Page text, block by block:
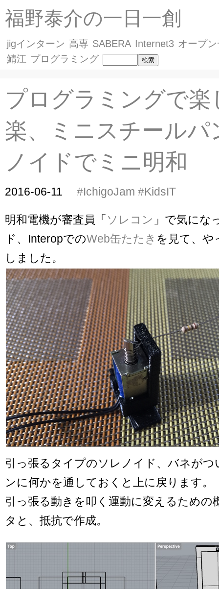
福野泰介の一日一創
jigインターン 高専 SABERA Internet3 オープ
鯖江 プログラミング
プログラミングで楽
楽、ミニスチールパ
ノイドでミニ明和
2016-06-11 #IchigoJam #KidsIT
明和電機が審査員「ソレコン 」で気にな
ド、InteropでのWeb缶たたき を見て、や
しました。
引っ張るタイプのソレノイド、バネが
ンに何かを通しておくと上に戻ります。
引っ張る動きを叩く運動に変えるための
タと、抵抗で作成。